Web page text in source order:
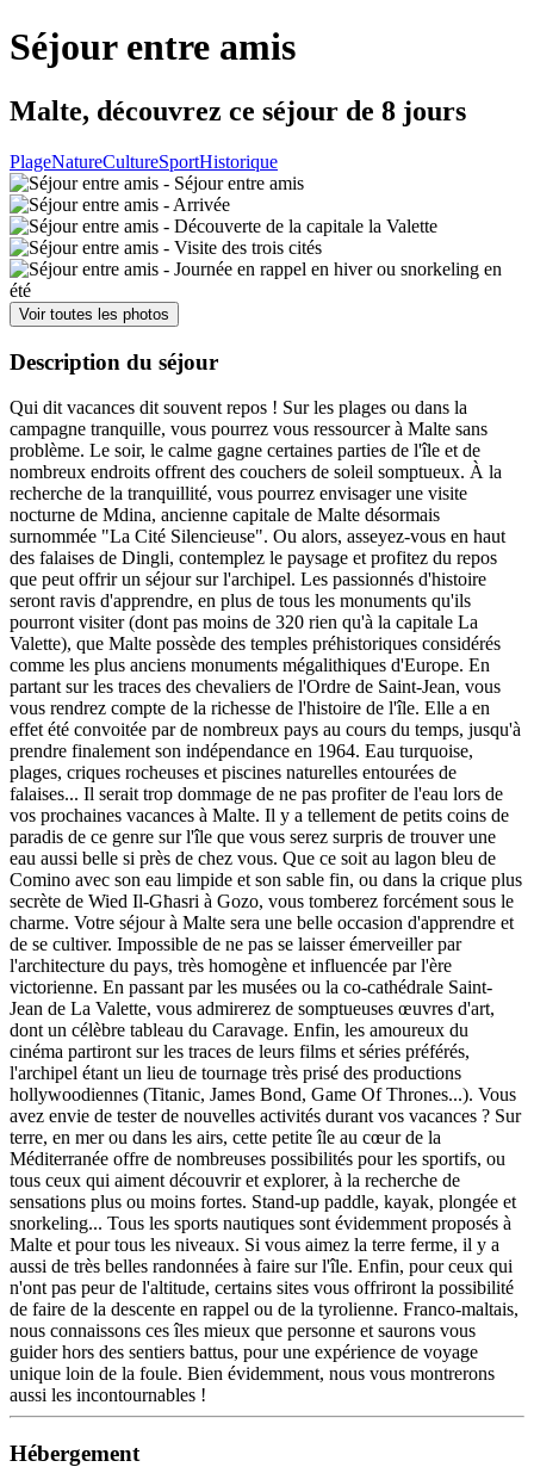
Séjour entre amis
Malte, découvrez ce séjour de 8 jours
PlageNatureCultureSportHistorique
Voir toutes les photos
Description du séjour
Qui dit vacances dit souvent repos ! Sur les plages ou dans la
campagne tranquille, vous pourrez vous ressourcer à Malte sans
problème. Le soir, le calme gagne certaines parties de l'île et de
nombreux endroits offrent des couchers de soleil somptueux. À la
recherche de la tranquillité, vous pourrez envisager une visite
nocturne de Mdina, ancienne capitale de Malte désormais
surnommée "La Cité Silencieuse". Ou alors, asseyez-vous en haut
des falaises de Dingli, contemplez le paysage et profitez du repos
que peut offrir un séjour sur l'archipel. Les passionnés d'histoire
seront ravis d'apprendre, en plus de tous les monuments qu'ils
pourront visiter (dont pas moins de 320 rien qu'à la capitale La
Valette), que Malte possède des temples préhistoriques considérés
comme les plus anciens monuments mégalithiques d'Europe. En
partant sur les traces des chevaliers de l'Ordre de Saint-Jean, vous
vous rendrez compte de la richesse de l'histoire de l'île. Elle a en
effet été convoitée par de nombreux pays au cours du temps, jusqu'à
prendre finalement son indépendance en 1964. Eau turquoise,
plages, criques rocheuses et piscines naturelles entourées de
falaises... Il serait trop dommage de ne pas profiter de l'eau lors de
vos prochaines vacances à Malte. Il y a tellement de petits coins de
paradis de ce genre sur l'île que vous serez surpris de trouver une
eau aussi belle si près de chez vous. Que ce soit au lagon bleu de
Comino avec son eau limpide et son sable fin, ou dans la crique plus
secrète de Wied Il-Għasri à Gozo, vous tomberez forcément sous le
charme. Votre séjour à Malte sera une belle occasion d'apprendre et
de se cultiver. Impossible de ne pas se laisser émerveiller par
l'architecture du pays, très homogène et influencée par l'ère
victorienne. En passant par les musées ou la co-cathédrale Saint-
Jean de La Valette, vous admirerez de somptueuses œuvres d'art,
dont un célèbre tableau du Caravage. Enfin, les amoureux du
cinéma partiront sur les traces de leurs films et séries préférés,
l'archipel étant un lieu de tournage très prisé des productions
hollywoodiennes (Titanic, James Bond, Game Of Thrones...). Vous
avez envie de tester de nouvelles activités durant vos vacances ? Sur
terre, en mer ou dans les airs, cette petite île au cœur de la
Méditerranée offre de nombreuses possibilités pour les sportifs, ou
tous ceux qui aiment découvrir et explorer, à la recherche de
sensations plus ou moins fortes. Stand-up paddle, kayak, plongée et
snorkeling... Tous les sports nautiques sont évidemment proposés à
Malte et pour tous les niveaux. Si vous aimez la terre ferme, il y a
aussi de très belles randonnées à faire sur l'île. Enfin, pour ceux qui
n'ont pas peur de l'altitude, certains sites vous offriront la possibilité
de faire de la descente en rappel ou de la tyrolienne. Franco-maltais,
nous connaissons ces îles mieux que personne et saurons vous
guider hors des sentiers battus, pour une expérience de voyage
unique loin de la foule. Bien évidemment, nous vous montrerons
aussi les incontournables !
Hébergement